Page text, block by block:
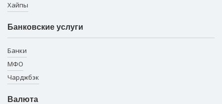
Хайпы
Банковские услуги
Банки
МФО
Чарджбэк
Валюта